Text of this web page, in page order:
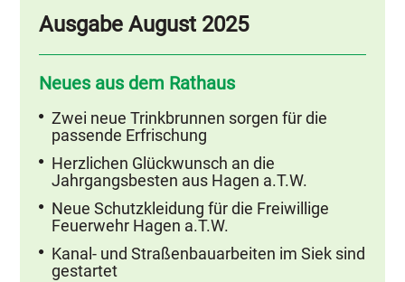
Ausgabe August 2025
Neues aus dem Rathaus
Zwei neue Trinkbrunnen sorgen für die
passende Erfrischung
Herzlichen Glückwunsch an die
Jahrgangsbesten aus Hagen a.T.W.
Neue Schutzkleidung für die Freiwillige
Feuerwehr Hagen a.T.W.
Kanal- und Straßenbauarbeiten im Siek sind
gestartet